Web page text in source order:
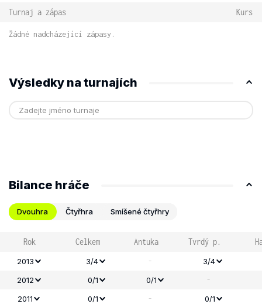
Turnaj a zápas Kurs
Žádné nadcházející zápasy.
Výsledky na turnajích
Bilance hráče
Dvouhra Čtyřhra Smíšené čtyřhry
Rok Celkem Antuka Tvrdý p.
2013 3/4 -
3/4
2012
0/1 0/1 -
2011 0/1 -
0/1